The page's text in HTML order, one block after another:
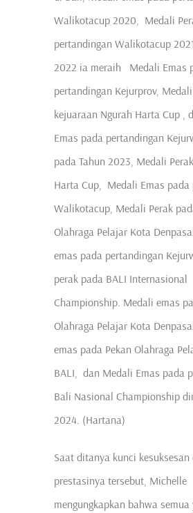
Walikotacup 2020, Medali
pertandingan Walikotacup
2022 ia meraih Medali Emas
pertandingan Kejurprov,
kejuaraan Ngurah Harta Cup ,
Emas pada pertandingan
pada Tahun 2023, Medali
Harta Cup, Medali Emas pada
Walikotacup, Medali Perak
Olahraga Pelajar Kota
emas pada pertandingan
perak pada BALI Internasional
Championship. Medali emas
Olahraga Pelajar Kota
emas pada Pekan Olahraga
BALI, dan Medali Emas pada
Bali Nasional Championship
2024. (Hartana)
Saat ditanya kunci kesuksesan
prestasinya tersebut, Michelle
mengungkapkan bahwa semua